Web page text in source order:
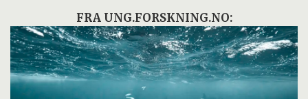
FRA UNG.FORSKNING.NO: